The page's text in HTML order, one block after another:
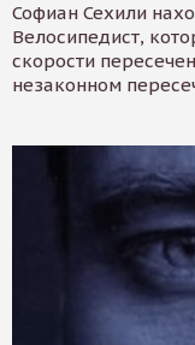
Софиан Сехили
Велосипедист,
скорости
незаконном